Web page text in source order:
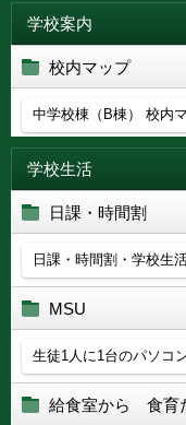
学校案内
校内マップ
中学校棟（B棟） 校内
学校生活
日課・時間割
日課・時間割・学校生
MSU
生徒1人に1台のパソコ
給食室から 食育